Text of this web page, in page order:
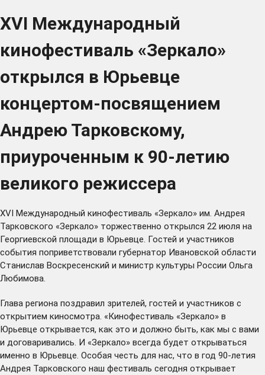
XVI Международный
кинофестиваль «Зеркало»
открылся в Юрьевце
концертом-посвящением
Андрею Тарковскому,
приуроченным к 90-летию
великого режиссера
XVI Международный кинофестиваль «Зеркало» им. Андрея
Тарковского «Зеркало» торжественно открылся 22 июля на
Георгиевской площади в Юрьевце. Гостей и участников
события поприветствовали губернатор Ивановской области
Станислав Воскресенский и министр культуры России Ольга
Любимова.
Глава региона поздравил зрителей, гостей и участников с
открытием киносмотра. «Кинофестиваль «Зеркало» в
Юрьевце открывается, как это и должно быть, как мы с вами
и договаривались. И «Зеркало» всегда будет открываться
именно в Юрьевце. Особая честь для нас, что в год 90-летия
Андрея Тарковского наш фестиваль сегодня открывает